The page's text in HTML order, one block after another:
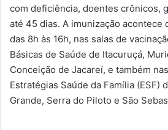
com deficiência, doentes crônicos,
até 45 dias. A imunização acontece
das 8h às 16h, nas salas de
Básicas de Saúde de Itacuruçá,
Conceição de Jacareí, e também
Estratégias Saúde da Família (ESF)
Grande, Serra do Piloto e São